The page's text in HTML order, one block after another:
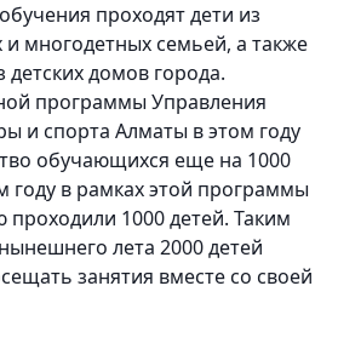
проходят дети из
многодетных семьей, а также
детских домов города.
программы Управления
и спорта Алматы в этом году
обучающихся еще на 1000
году в рамках этой программы
1000 детей. Таким
лета 2000 детей
занятия вместе со своей